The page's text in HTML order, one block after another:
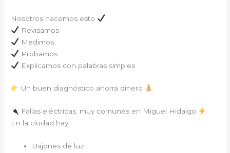
Nosotros hacemos esto
Revisamos
Medimos
Probamos
Explicamos con palabras simples
Un buen diagnóstico ahorra dinero .
Fallas eléctricas: muy comunes en Miguel Hidalgo
En la ciudad hay:
Bajones de luz